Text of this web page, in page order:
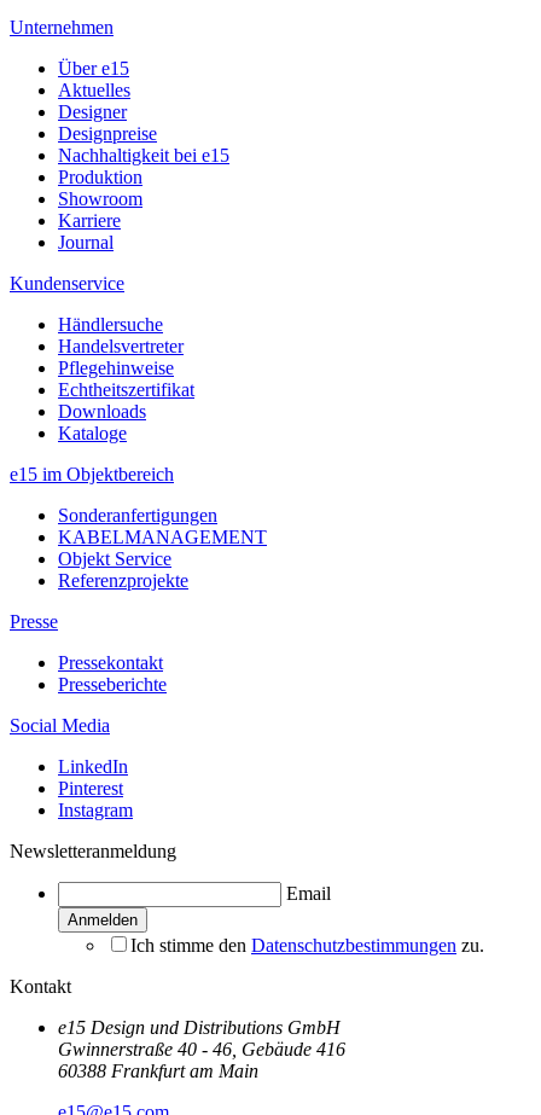
Unternehmen
Über e15
Aktuelles
Designer
Designpreise
Nachhaltigkeit bei e15
Produktion
Showroom
Karriere
Journal
Kundenservice
Händlersuche
Handelsvertreter
Pflegehinweise
Echtheitszertifikat
Downloads
Kataloge
e15 im Objektbereich
Sonderanfertigungen
KABELMANAGEMENT
Objekt Service
Referenzprojekte
Presse
Pressekontakt
Presseberichte
Social Media
LinkedIn
Pinterest
Instagram
Newsletteranmeldung
Email
Ich stimme den Datenschutzbestimmungen zu.
Kontakt
e15 Design und Distributions GmbH
Gwinnerstraße 40 - 46, Gebäude 416
60388 Frankfurt am Main